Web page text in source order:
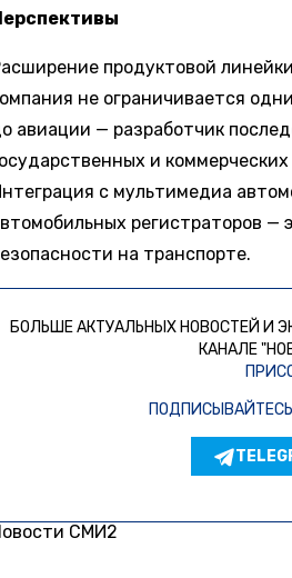
продуктовой
не ограничивается
авиации — разработчик
и
с мультимедиа
регистраторов —
на транспорте.
БОЛЬШЕ АКТУАЛЬНЫХ НОВОСТЕЙ И
КАНАЛЕ
СМИ2